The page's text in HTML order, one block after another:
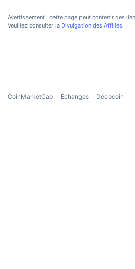
Avertissement : cette page peut contenir des
Veuillez consulter la Divulgation des Affiliés.
CoinMarketCap Échanges Deepcoin